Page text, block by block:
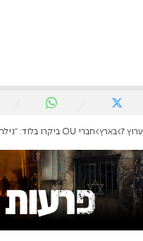
ערוץ 7 בארץ חברי OU ביקרו בלוד: "נילחם ביחד על חיזוק המשילות וחיזוק תחושת הביטחון"